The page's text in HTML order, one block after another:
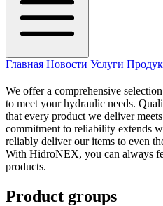
Главная Новости Услуги
We offer a comprehensive
to meet your hydraulic needs.
that every product we deliver
commitment to reliability extends
reliably deliver our items to even
With HidroNEX, you can always
products.
Product groups